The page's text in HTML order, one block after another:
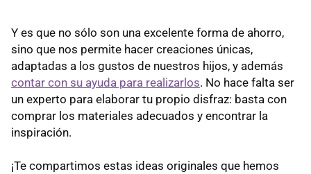
Y es que no sólo son una excelente forma de ahorro,
sino que nos permite hacer creaciones únicas,
adaptadas a los gustos de nuestros hijos, y además
contar con su ayuda para realizarlos. No hace falta ser
un experto para elaborar tu propio disfraz: basta con
comprar los materiales adecuados y encontrar la
inspiración.
¡Te compartimos estas ideas originales que hemos